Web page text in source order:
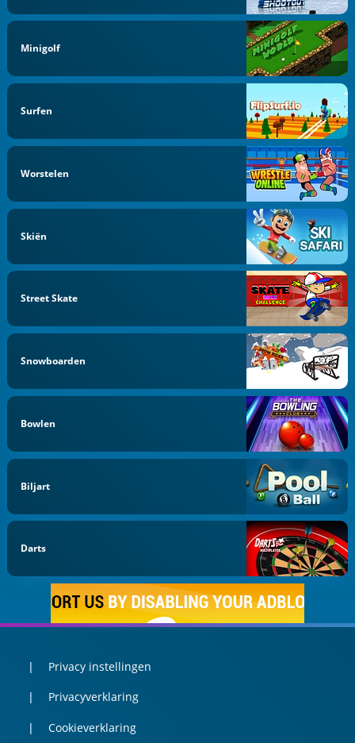
Minigolf
Surfen
Worstelen
Skiën
Street Skate
Snowboarden
Bowlen
Biljart
Darts
Privacy instellingen
Privacyverklaring
Cookieverklaring